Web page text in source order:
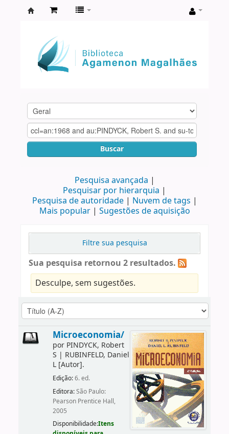
Agamenon
Magalhães
Buscar
Pesquisa avançada
Pesquisar por hierarquia
Pesquisa de autoridade
Nuvem de tags
Mais popular
Sugestões de aquisição
Filtre sua pesquisa
Sua pesquisa retornou 2 resultados.
Desculpe, sem sugestões.
Microeconomia/
por PINDYCK, Robert
S | RUBINFELD, Daniel
L[Autor].
Edição:6. ed.
Editora:São Paulo:
Pearson Prentice Hall,
2005
Disponibilidade:Itens